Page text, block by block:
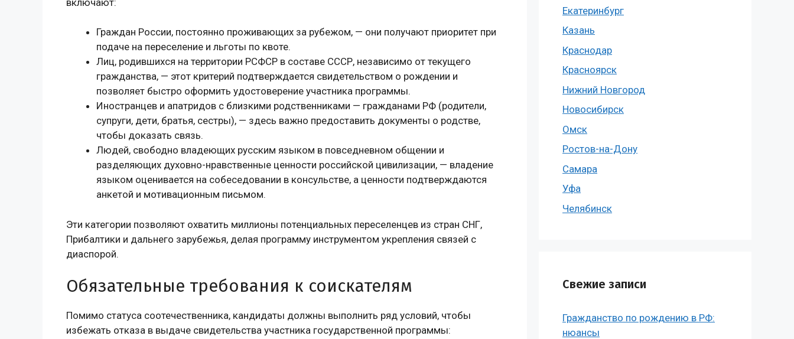
Граждан России, постоянно проживающих за рубежом, — они получают приоритет при
подаче на переселение и льготы по квоте.
Лиц, родившихся на территории РСФСР в составе СССР, независимо от текущего
гражданства, — этот критерий подтверждается свидетельством о рождении и
позволяет быстро оформить удостоверение участника программы.
Иностранцев и апатридов с близкими родственниками — гражданами РФ (родители,
супруги, дети, братья, сестры), — здесь важно предоставить документы о родстве,
чтобы доказать связь.
Людей, свободно владеющих русским языком в повседневном общении и
разделяющих духовно-нравственные ценности российской цивилизации, — владение
языком оценивается на собеседовании в консульстве, а ценности подтверждаются
анкетой и мотивационным письмом.
Эти категории позволяют охватить миллионы потенциальных переселенцев из стран СНГ,
Прибалтики и дальнего зарубежья, делая программу инструментом укрепления связей с
диаспорой.
Обязательные требования к соискателям
Помимо статуса соотечественника, кандидаты должны выполнить ряд условий, чтобы
избежать отказа в выдаче свидетельства участника государственной программы:
Екатеринбург
Казань
Краснодар
Красноярск
Нижний Новгород
Новосибирск
Омск
Ростов-на-Дону
Самара
Уфа
Челябинск
Свежие записи
Гражданство по рождению в РФ:
нюансы